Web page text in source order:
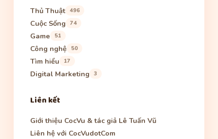
Thủ Thuật 496
Cuộc Sống 74
Game 51
Công nghệ 50
Tìm hiểu 17
Digital Marketing 3
Liên kết
Giới thiệu CocVu & tác giả Lê Tuấn Vũ
Liên hệ với CocVudotCom